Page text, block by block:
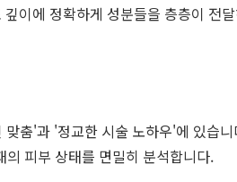
이에 정확하게 성분들을 층층이 전
춤'과 '정교한 시술 노하우'에 있습
피부 상태를 면밀히 분석합니다.